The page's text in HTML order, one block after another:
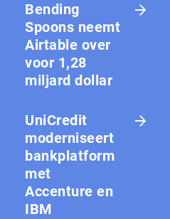
Bending
Spoons neemt
Airtable over
voor 1,28
miljard dollar
UniCredit
moderniseert
bankplatform
met
Accenture en
IBM